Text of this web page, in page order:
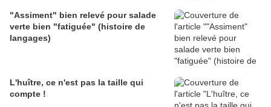
"Assiment" bien relevé pour salade
verte bien "fatiguée" (histoire de
langages)
L'huître, ce n'est pas la taille qui
compte !